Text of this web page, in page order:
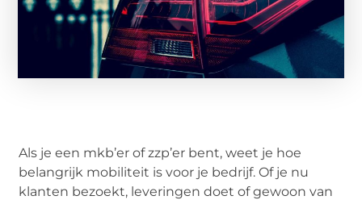
Als je een mkb’er of zzp’er bent, weet je hoe
belangrijk mobiliteit is voor je bedrijf. Of je nu
klanten bezoekt, leveringen doet of gewoon van